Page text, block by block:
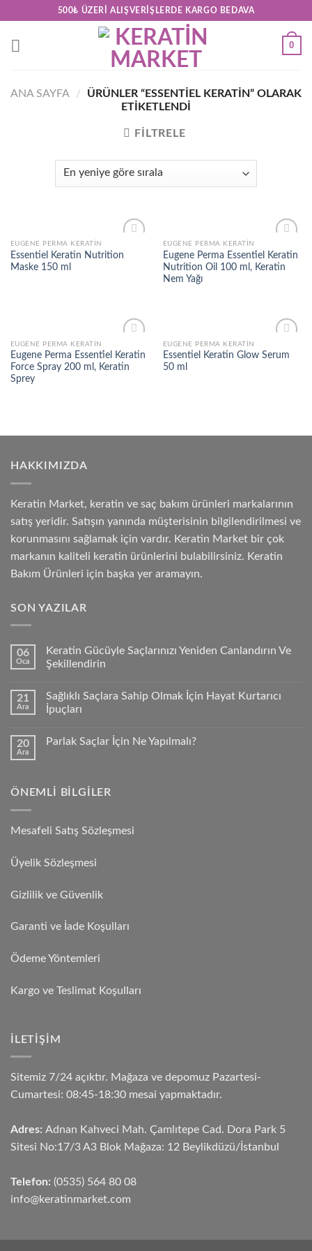
content
500₺ ÜZERI ALIŞVERIŞLERDE KARGO BEDAVA
0
ANA SAYFA /
ÜRÜNLER “ESSENTIEL KERATIN” OLARAK
ETIKETLENDI
FILTRELE
wishlist
EUGENE PERMA KERATIN
Essentiel Keratin Nutrition
Maske 150 ml
Add to
wishlist
EUGENE PERMA KERATIN
Eugene Perma Essenti̇el Keratin
Nutrition Oil 100 ml, Keratin
Nem Yağı
Add to
wishlist
EUGENE PERMA KERATIN
Eugene Perma Essenti̇el Keratin
Force Spray 200 ml, Keratin
Sprey
wishlist
EUGENE PERMA KERATIN
Essentiel Keratin Glow Serum
50 ml
HAKKIMIZDA
Keratin Market, keratin ve saç bakım ürünleri markalarının
satış yeridir. Satışın yanında müşterisinin bilgilendirilmesi ve
korunmasını sağlamak için vardır. Keratin Market bir çok
markanın kaliteli keratin ürünlerini bulabilirsiniz. Keratin
Bakım Ürünleri için başka yer aramayın.
SON YAZILAR
06
Oca
Keratin Gücüyle Saçlarınızı Yeniden Canlandırın Ve
Şekillendirin
21
Ara
Sağlıklı Saçlara Sahip Olmak İçin Hayat Kurtarıcı
İpuçları
20
Ara
Parlak Saçlar İçin Ne Yapılmalı?
ÖNEMLI BILGILER
Mesafeli Satış Sözleşmesi
Üyelik Sözleşmesi
Gizlilik ve Güvenlik
Garanti ve İade Koşulları
Ödeme Yöntemleri
Kargo ve Teslimat Koşulları
İLETIŞIM
Sitemiz 7/24 açıktır. Mağaza ve depomuz Pazartesi-
Cumartesi: 08:45-18:30 mesai yapmaktadır.
Adres: Adnan Kahveci Mah. Çamlıtepe Cad. Dora Park 5
Sitesi No:17/3 A3 Blok Mağaza: 12 Beylikdüzü/İstanbul
Telefon: (0535) 564 80 08
info@keratinmarket.com